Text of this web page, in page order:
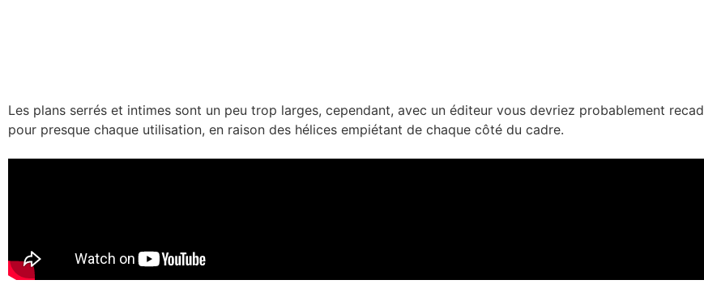
Les plans serrés et intimes sont un peu trop larges, cependant, avec un éditeur vous devriez probablement
pour presque chaque utilisation, en raison des hélices empiétant de chaque côté du cadre.